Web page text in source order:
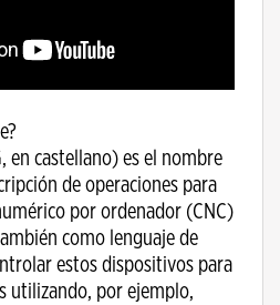
en castellano) es el nombre
de operaciones para
por ordenador (CNC)
como lenguaje de
estos dispositivos para
utilizando, por ejemplo,